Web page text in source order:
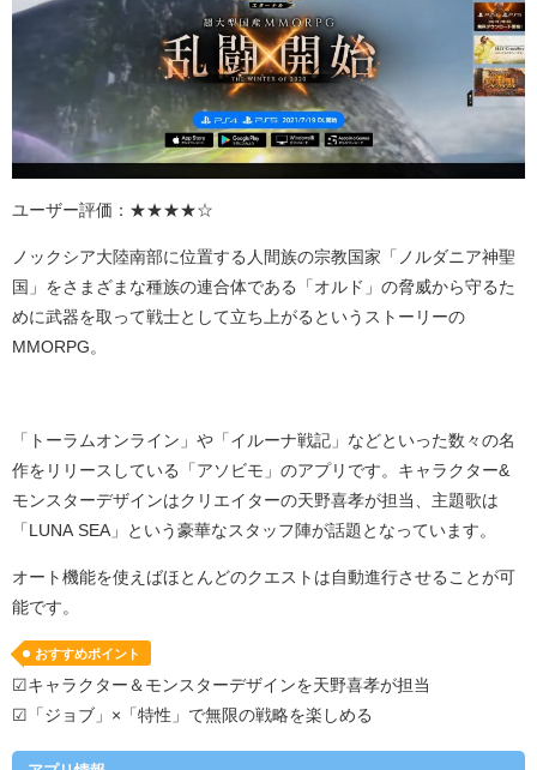
ユーザー評価：★★★★☆
ノックシア大陸南部に位置する人間族の宗教国家「ノルダニア神聖
国」をさまざまな種族の連合体である「オルド」の脅威から守るた
めに武器を取って戦士として立ち上がるというストーリーの
MMORPG。
「トーラムオンライン」や「イルーナ戦記」などといった数々の名
作をリリースしている「アソビモ」のアプリです。キャラクター&
モンスターデザインはクリエイターの天野喜孝が担当、主題歌は
「
LUNA SEA 」という豪華なスタッフ陣が話題となっています。
オート機能を使えばほとんどのクエストは自動進行させることが可
能です。
おすすめポイント
☑キャラクター＆モンスターデザインを天野喜孝が担当
☑「ジョブ」×「特性」で無限の戦略を楽しめる